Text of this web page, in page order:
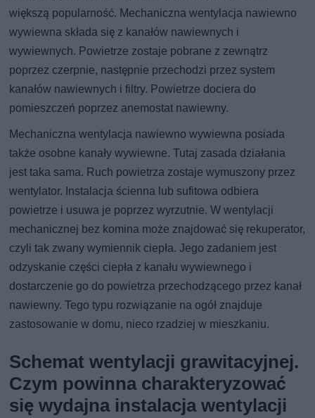
większą popularność. Mechaniczna wentylacja nawiewno
wywiewna składa się z kanałów nawiewnych i
wywiewnych. Powietrze zostaje pobrane z zewnątrz
poprzez czerpnie, następnie przechodzi przez system
kanałów nawiewnych i filtry. Powietrze dociera do
pomieszczeń poprzez anemostat nawiewny.
Mechaniczna wentylacja nawiewno wywiewna posiada
także osobne kanały wywiewne. Tutaj zasada działania
jest taka sama. Ruch powietrza zostaje wymuszony przez
wentylator. Instalacja ścienna lub sufitowa odbiera
powietrze i usuwa je poprzez wyrzutnie. W wentylacji
mechanicznej bez komina może znajdować się rekuperator,
czyli tak zwany wymiennik ciepła. Jego zadaniem jest
odzyskanie części ciepła z kanału wywiewnego i
dostarczenie go do powietrza przechodzącego przez kanał
nawiewny. Tego typu rozwiązanie na ogół znajduje
zastosowanie w domu, nieco rzadziej w mieszkaniu.
Schemat wentylacji grawitacyjnej.
Czym powinna charakteryzować
się wydajna instalacja wentylacji